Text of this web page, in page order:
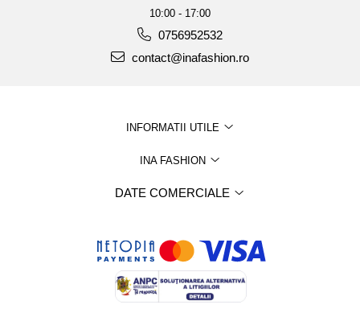
10:00 - 17:00
0756952532
contact@inafashion.ro
INFORMATII UTILE
INA FASHION
DATE COMERCIALE